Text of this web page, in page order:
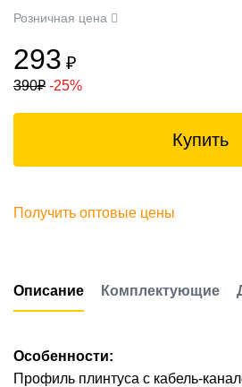
Розничная цена
293 ₽
390₽ -25%
Купить
Получить оптовые цены
Описание Комплектующие
Особенности:
Профиль плинтуса с кабель-